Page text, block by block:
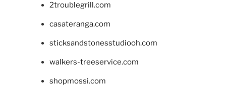
2troublegrill.com
casateranga.com
sticksandstonesstudiooh.com
walkers-treeservice.com
shopmossi.com